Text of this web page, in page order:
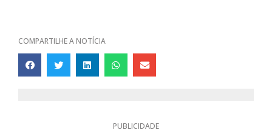
COMPARTILHE A NOTÍCIA
PUBLICIDADE